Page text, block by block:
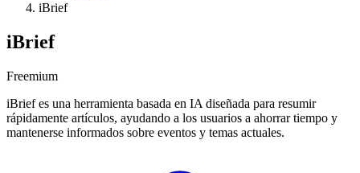
iBrief
iBrief
Freemium
iBrief es una herramienta basada en IA diseñada para resumir
rápidamente artículos, ayudando a los usuarios a ahorrar tiempo y
mantenerse informados sobre eventos y temas actuales.